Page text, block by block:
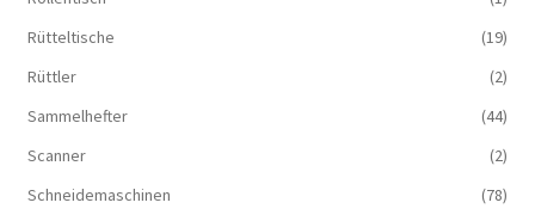
Rütteltische
(19)
Rüttler
(2)
Sammelhefter
(44)
Scanner
(2)
Schneidemaschinen
(78)